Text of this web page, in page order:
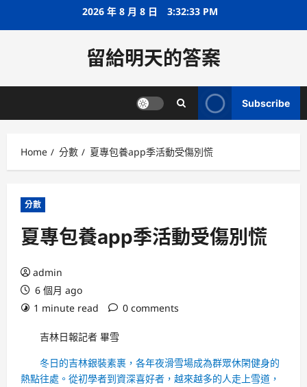
2026 年 8 月 8 日 3:32:34 PM
留給明天的答案
Subscribe
Home 分數 夏專包養app季活動受傷別慌
分數
夏專包養app季活動受傷別慌
admin
6 個月 ago
1 minute read
0 comments
吉林日報記者 畢雪
冬日的吉林銀裝素裹，各年夜滑雪場成為群眾休閑健身的
熱點往處。從初學者到資深喜好者，越來越多的人走上雪道，